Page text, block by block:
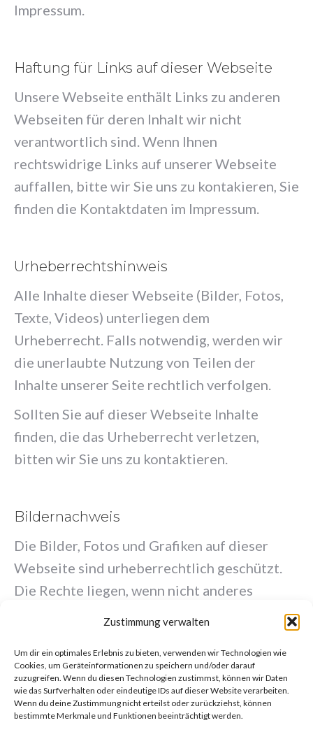
Zustimmung verwalten
Um dir ein optimales Erlebnis zu bieten, verwenden wir Technologien wie
Cookies, um Geräteinformationen zu speichern und/oder darauf
zuzugreifen. Wenn du diesen Technologien zustimmst, können wir Daten
wie das Surfverhalten oder eindeutige IDs auf dieser Website verarbeiten.
Wenn du deine Zustimmung nicht erteilst oder zurückziehst, können
bestimmte Merkmale und Funktionen beeinträchtigt werden.
Impressum.
Haftung für Links auf dieser Webseite
Unsere Webseite enthält Links zu anderen
Webseiten für deren Inhalt wir nicht
verantwortlich sind. Wenn Ihnen
rechtswidrige Links auf unserer Webseite
auffallen, bitte wir Sie uns zu kontakieren, Sie
finden die Kontaktdaten im Impressum.
Urheberrechtshinweis
Alle Inhalte dieser Webseite (Bilder, Fotos,
Texte, Videos) unterliegen dem
Urheberrecht. Falls notwendig, werden wir
die unerlaubte Nutzung von Teilen der
Inhalte unserer Seite rechtlich verfolgen.
Sollten Sie auf dieser Webseite Inhalte
finden, die das Urheberrecht verletzen,
bitten wir Sie uns zu kontaktieren.
Bildernachweis
Die Bilder, Fotos und Grafiken auf dieser
Webseite sind urheberrechtlich geschützt.
Die Rechte liegen, wenn nicht anderes
Website wurde vom Ersteller gestattet.
Diese Datenschutzerklärung wurde generiert von